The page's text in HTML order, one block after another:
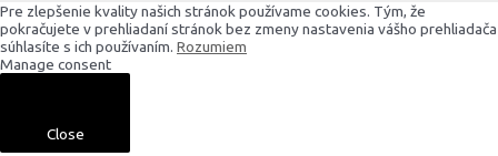
Pre zlepšenie kvality našich stránok používame cookies. Tým, že
pokračujete v prehliadaní stránok bez zmeny nastavenia vášho prehliadača
súhlasíte s ich používaním. Rozumiem
Manage consent
Close